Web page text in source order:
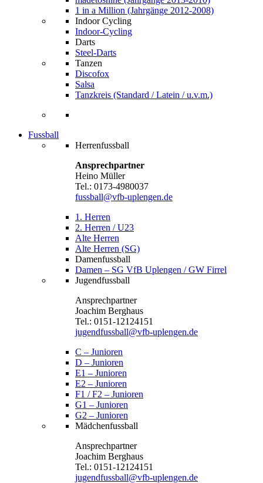
1 in a Million (Jahrgänge 2012-2008)
Indoor Cycling
Indoor-Cycling
Darts
Steel-Darts
Tanzen
Discofox
Salsa
Tanzkreis (Standard / Latein / u.v.m.)
Fussball
Herrenfussball
Ansprechpartner
Heino Müller
Tel.: 0173-4980037
fussball@vfb-uplengen.de
1. Herren
2. Herren / U23
Alte Herren
Alte Herren (SG)
Damenfussball
Damen – SG VfB Uplengen / GW Firrel
Jugendfussball
Ansprechpartner
Joachim Berghaus
Tel.: 0151-12124151
jugendfussball@vfb-uplengen.de
C – Junioren
D – Junioren
E1 – Junioren
E2 – Junioren
F1 / F2 – Junioren
G1 – Junioren
G2 – Junioren
Mädchenfussball
Ansprechpartner
Joachim Berghaus
Tel.: 0151-12124151
jugendfussball@vfb-uplengen.de